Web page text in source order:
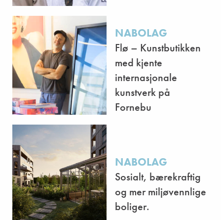
NABOLAG
Flø – Kunstbutikken
med kjente
internasjonale
kunstverk på
Fornebu
NABOLAG
Sosialt, bærekraftig
og mer miljøvennlige
boliger.